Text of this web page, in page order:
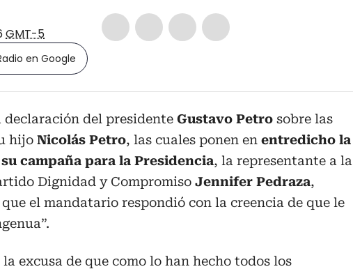
GMT-5
en Google
declaración del presidente Gustavo Petro sobre las
hijo Nicolás Petro, las cuales ponen en entredicho la
campaña para la Presidencia, la representante a la
Dignidad y Compromiso Jennifer Pedraza,
que el mandatario respondió con la creencia de que le
excusa de que como lo han hecho todos los